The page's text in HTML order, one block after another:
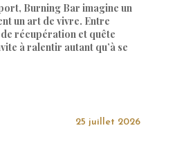
Burning Bar imagine un
un art de vivre. Entre
récupération et quête
à ralentir autant qu’à se
25 juillet 2026